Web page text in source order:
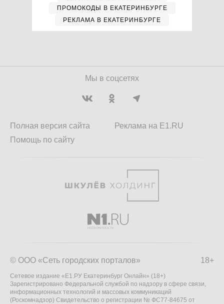
ПРОМОКОДЫ В ЕКАТЕРИНБУРГЕ
РЕКЛАМА В ЕКАТЕРИНБУРГЕ
Мы в соцсетях
Полная версия сайта
Помощь по сайту
Реклама на E1.RU
18+
© ООО «Сеть городских порталов»
Сетевое издание «Е1.РУ Екатеринбург Онлайн» (18+)
Зарегистрировано Федеральной службой по надзору в сфере связи,
информационных технологий и массовых коммуникаций
(Роскомнадзор) Свидетельство о регистрации № ФС77-84675 от